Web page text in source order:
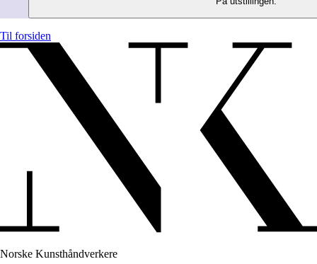
Til forsiden
Norske Kunsthåndverkere